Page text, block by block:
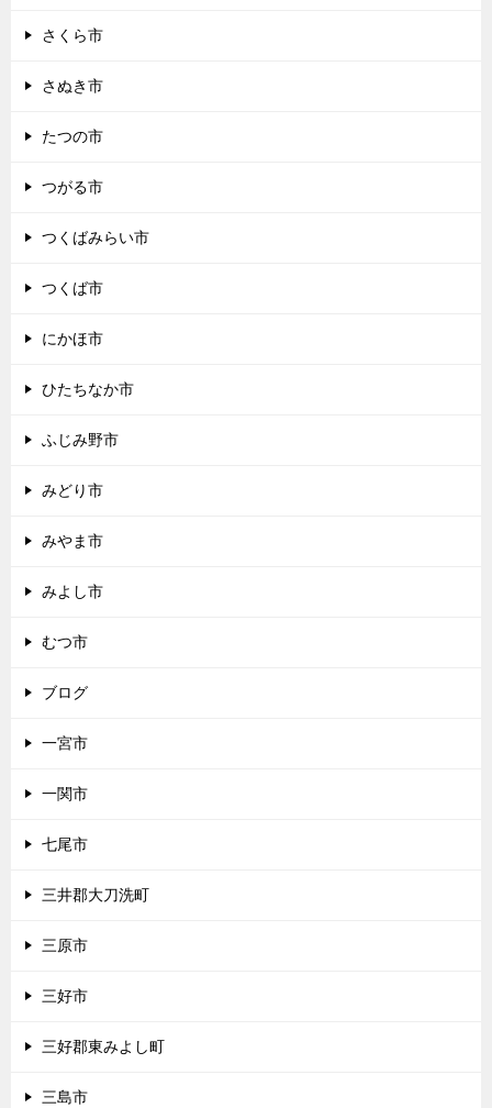
さくら市
さぬき市
たつの市
つがる市
つくばみらい市
つくば市
にかほ市
ひたちなか市
ふじみ野市
みどり市
みやま市
みよし市
むつ市
ブログ
一宮市
一関市
七尾市
三井郡大刀洗町
三原市
三好市
三好郡東みよし町
三島市